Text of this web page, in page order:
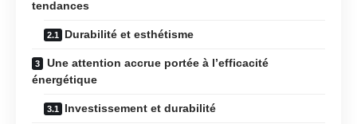
tendances
Durabilité et esthétisme
Une attention accrue portée à l’efficacité
énergétique
Investissement et durabilité